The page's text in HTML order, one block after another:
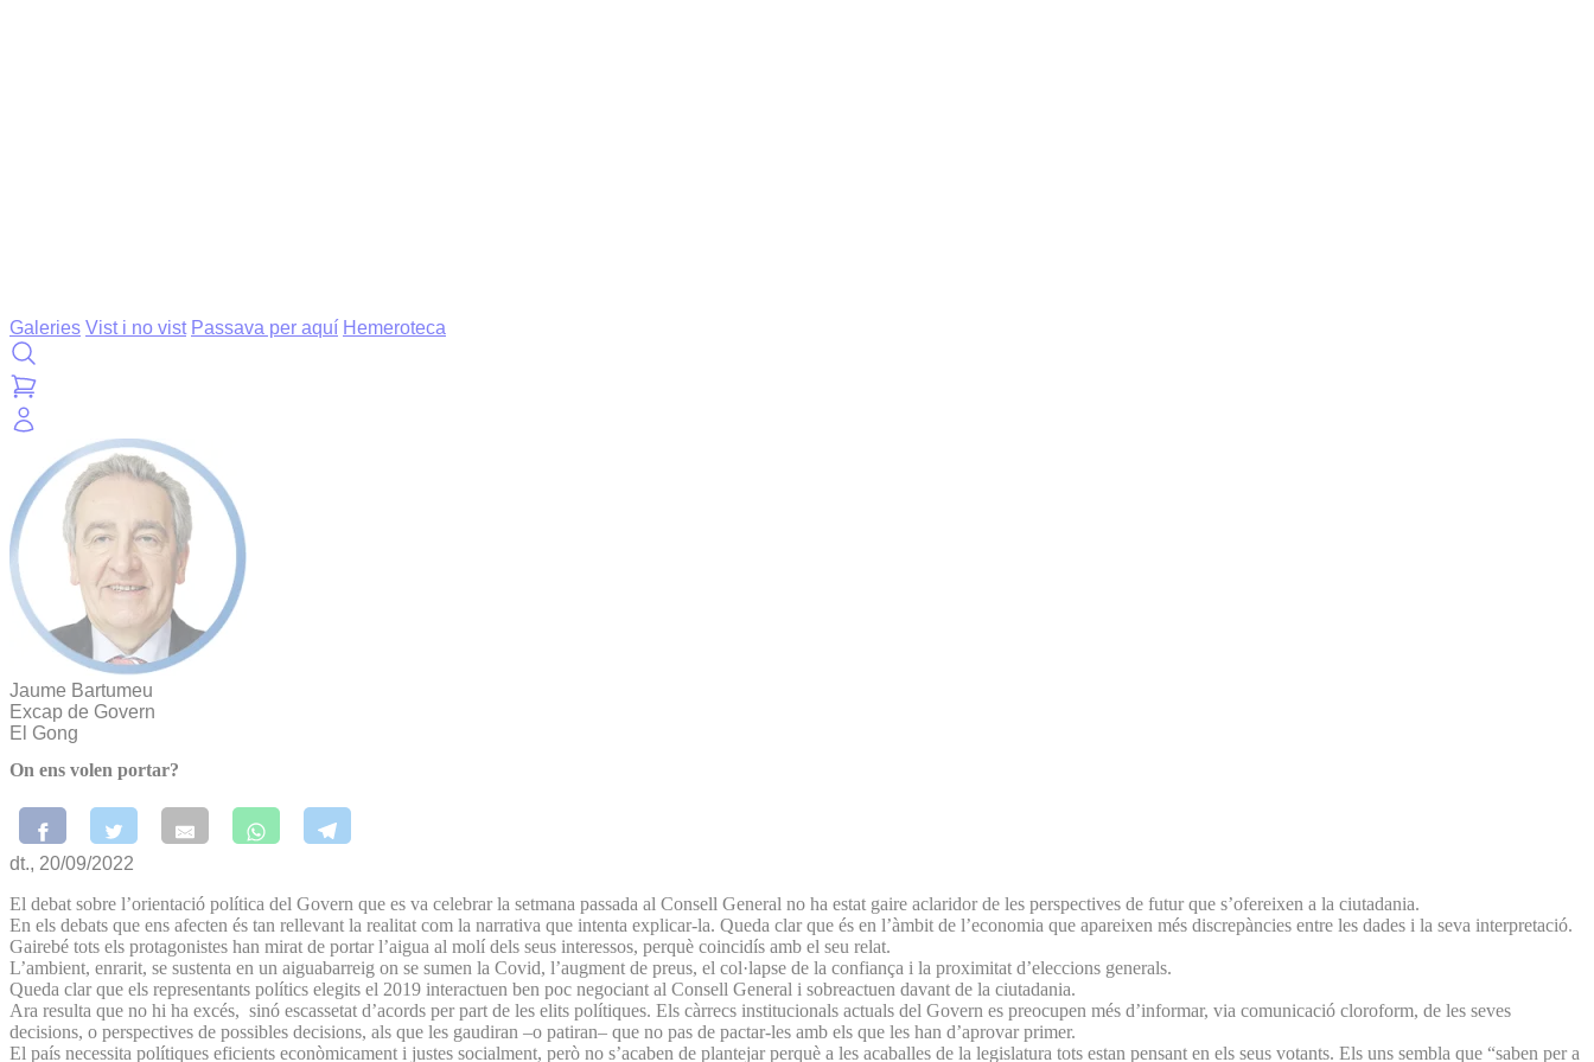
Galeries Vist i no vist Passava per aquí Hemeroteca
Jaume Bartumeu
Excap de Govern
El Gong
On ens volen portar?
dt., 20/09/2022
El debat sobre l’orientació política del Govern que es va celebrar la setmana passada al Consell General no ha estat gaire aclaridor de les perspectives de futur que s’ofereixen a la ciutadania.
En els debats que ens afecten és tan rellevant la realitat com la narrativa que intenta explicar-la. Queda clar que és en l’àmbit de l’economia que apareixen més discrepàncies entre les dades i la seva interpretació.
Gairebé tots els protagonistes han mirat de portar l’aigua al molí dels seus interessos, perquè coincidís amb el seu relat.
L’ambient, enrarit, se sustenta en un aiguabarreig on se sumen la Covid, l’augment de preus, el col·lapse de la confiança i la proximitat d’eleccions generals.
Queda clar que els representants polítics elegits el 2019 interactuen ben poc negociant al Consell General i sobreactuen davant de la ciutadania.
Ara resulta que no hi ha excés, sinó escassetat d’acords per part de les elits polítiques. Els càrrecs institucionals actuals del Govern es preocupen més d’informar, via comunicació cloroform, de les seves
decisions, o perspectives de possibles decisions, als que les gaudiran –o patiran– que no pas de pactar-les amb els que les han d’aprovar primer.
El país necessita polítiques eficients econòmicament i justes socialment, però no s’acaben de plantejar perquè a les acaballes de la legislatura tots estan pensant en els seus votants. Els uns sembla que “saben per a